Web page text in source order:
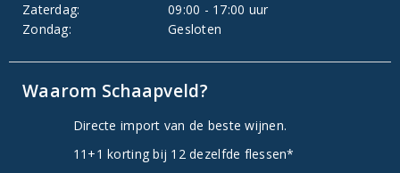
Zaterdag:
09:00 - 17:00 uur
Zondag:
Gesloten
Waarom Schaapveld?
Directe import van de beste wijnen.
11+1 korting bij 12 dezelfde flessen*